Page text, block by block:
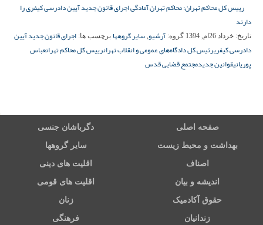
رییس کل محاکم تهران: محاکم تهران آمادگی اجرای قانون جدید آیین دادرسی کیفری را
دارند
تاریخ: خرداد 26ام, 1394 گروه: آرشیو, سایر گروهها برچسب ها: اجرای قانون جدید آیین
دادرسی کیفریرئیس کل دادگاه‌های عمومی و انقلاب تهرانرییس کل محاکم تهرانعباس
پوریانیقوانین جدیدمجتمع قضایی قدس
صفحه اصلی دگرباشان جنسی
بهداشت و محیط زیست سایر گروهها
اصناف اقلیت های دینی
اندیشه و بیان اقلیت های قومی
حقوق آکادمیک زنان
زندانیان فرهنگی